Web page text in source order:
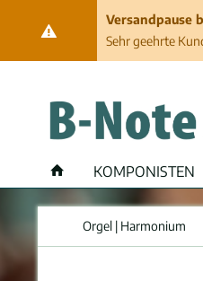
Versandpause
Sehr geehrte
KOMPONISTEN
Orgel | Harmonium